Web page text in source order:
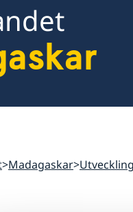
Madagaskar